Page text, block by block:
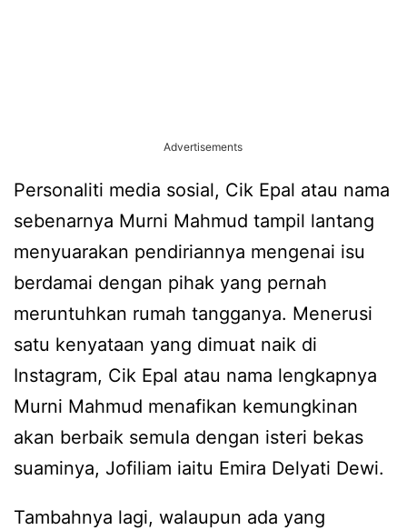
Advertisements
Personaliti media sosial, Cik Epal atau nama
sebenarnya Murni Mahmud tampil lantang
menyuarakan pendiriannya mengenai isu
berdamai dengan pihak yang pernah
meruntuhkan rumah tangganya. Menerusi
satu kenyataan yang dimuat naik di
Instagram, Cik Epal atau nama lengkapnya
Murni Mahmud menafikan kemungkinan
akan berbaik semula dengan isteri bekas
suaminya, Jofiliam iaitu Emira Delyati Dewi.
Tambahnya lagi, walaupun ada yang